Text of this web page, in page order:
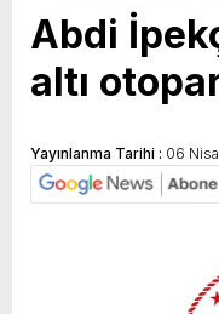
Abdi
altı
Yayınlanma Tarihi : 06